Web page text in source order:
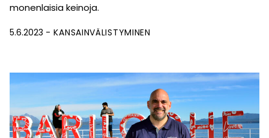
monenlaisia keinoja.
5.6.2023 KANSAINVÄLISTYMINEN